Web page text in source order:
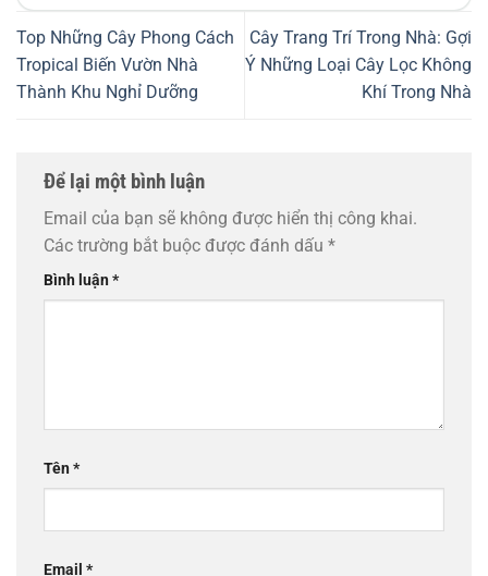
Top Những Cây Phong Cách
Tropical Biến Vườn Nhà
Thành Khu Nghỉ Dưỡng
Cây Trang Trí Trong Nhà: Gợi
Ý Những Loại Cây Lọc Không
Khí Trong Nhà
Để lại một bình luận
Email của bạn sẽ không được hiển thị công khai.
Các trường bắt buộc được đánh dấu *
Bình luận*
Tên*
Email *